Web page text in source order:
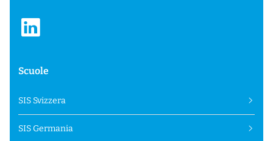
Scuole
SIS Svizzera
SIS Germania